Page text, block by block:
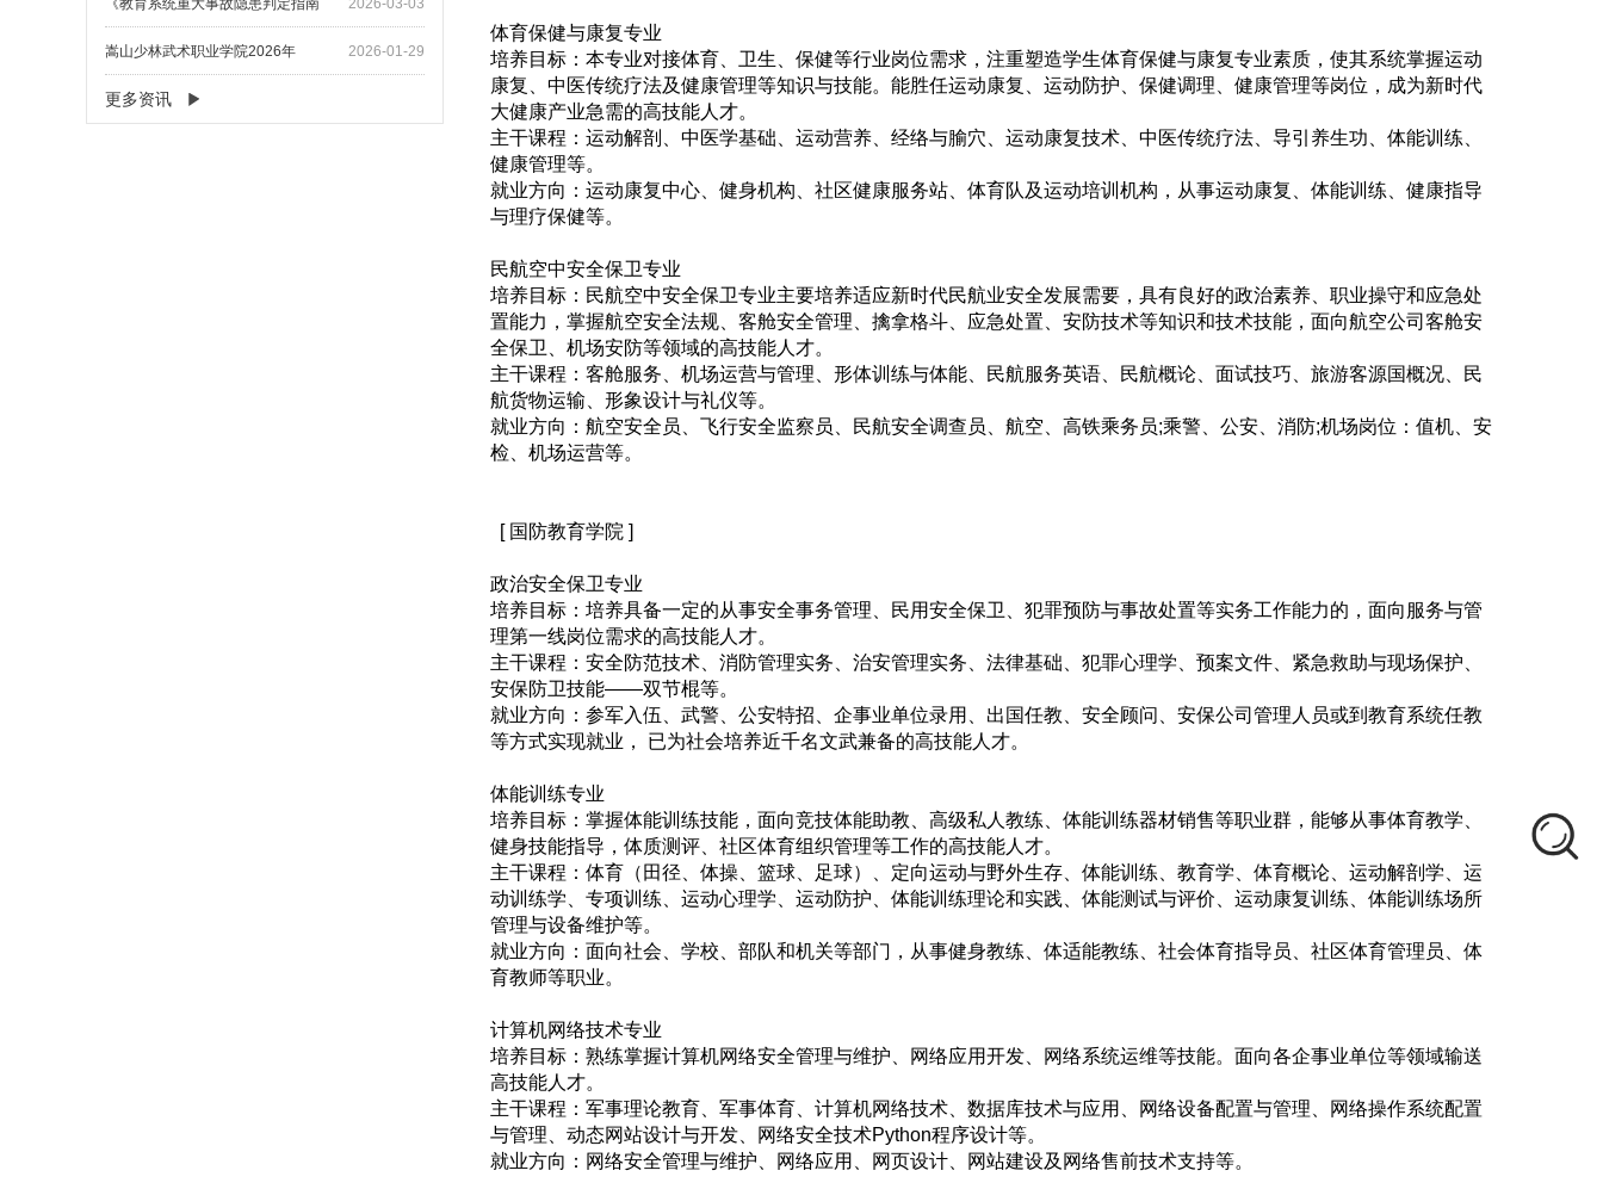
2026-01-29
嵩山少林武术职业学院2026年
更多资讯
体育保健与康复专业
培养目标：本专业对接体育、卫生、保健等行业岗位需求，注重塑造学生体育保健与康复专业素质，使其系统掌握运动
康复、中医传统疗法及健康管理等知识与技能。能胜任运动康复、运动防护、保健调理、健康管理等岗位，成为新时代
大健康产业急需的高技能人才。
主干课程：运动解剖、中医学基础、运动营养、经络与腧穴、运动康复技术、中医传统疗法、导引养生功、体能训练、
健康管理等。
就业方向：运动康复中心、健身机构、社区健康服务站、体育队及运动培训机构，从事运动康复、体能训练、健康指导
与理疗保健等。
民航空中安全保卫专业
培养目标：民航空中安全保卫专业主要培养适应新时代民航业安全发展需要，具有良好的政治素养、职业操守和应急处
置能力，掌握航空安全法规、客舱安全管理、擒拿格斗、应急处置、安防技术等知识和技术技能，面向航空公司客舱安
全保卫、机场安防等领域的高技能人才。
主干课程：客舱服务、机场运营与管理、形体训练与体能、民航服务英语、民航概论、面试技巧、旅游客源国概况、民
航货物运输、形象设计与礼仪等。
就业方向：航空安全员、飞行安全监察员、民航安全调查员、航空、高铁乘务员;乘警、公安、消防;机场岗位：值机、安
检、机场运营等。
[ 国防教育学院 ]
政治安全保卫专业
培养目标：培养具备一定的从事安全事务管理、民用安全保卫、犯罪预防与事故处置等实务工作能力的，面向服务与管
理第一线岗位需求的高技能人才。
主干课程：安全防范技术、消防管理实务、治安管理实务、法律基础、犯罪心理学、预案文件、紧急救助与现场保护、
安保防卫技能——双节棍等。
就业方向：参军入伍、武警、公安特招、企事业单位录用、出国任教、安全顾问、安保公司管理人员或到教育系统任教
等方式实现就业， 已为社会培养近千名文武兼备的高技能人才。
体能训练专业
培养目标：掌握体能训练技能，面向竞技体能助教、高级私人教练、体能训练器材销售等职业群，能够从事体育教学、
健身技能指导，体质测评、社区体育组织管理等工作的高技能人才。
主干课程：体育（田径、体操、篮球、足球）、定向运动与野外生存、体能训练、教育学、体育概论、运动解剖学、运
动训练学、专项训练、运动心理学、运动防护、体能训练理论和实践、体能测试与评价、运动康复训练、体能训练场所
管理与设备维护等。
就业方向：面向社会、学校、部队和机关等部门，从事健身教练、体适能教练、社会体育指导员、社区体育管理员、体
育教师等职业。
计算机网络技术专业
培养目标：熟练掌握计算机网络安全管理与维护、网络应用开发、网络系统运维等技能。面向各企事业单位等领域输送
高技能人才。
主干课程：军事理论教育、军事体育、计算机网络技术、数据库技术与应用、网络设备配置与管理、网络操作系统配置
与管理、动态网站设计与开发、网络安全技术Python程序设计等。
就业方向：网络安全管理与维护、网络应用、网页设计、网站建设及网络售前技术支持等。